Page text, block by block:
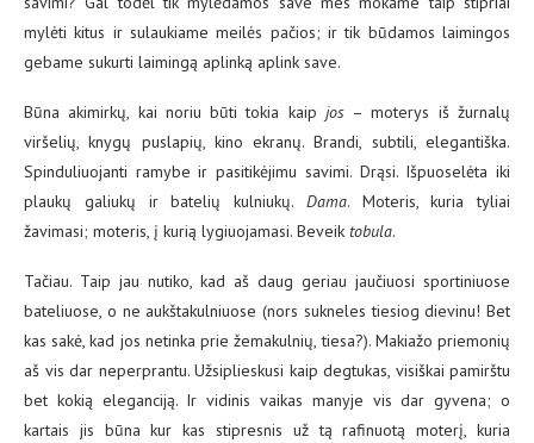
mylėti kitus ir sulaukiame meilės pačios; ir tik būdamos laimingos
gebame sukurti laimingą aplinką aplink save.
Būna akimirkų, kai noriu būti tokia kaip jos– moterys iš žurnalų
viršelių, knygų puslapių, kino ekranų. Brandi, subtili, elegantiška.
Spinduliuojanti ramybe ir pasitikėjimu savimi. Drąsi. Išpuoselėta iki
plaukų galiukų ir batelių kulniukų. Dama. Moteris, kuria tyliai
žavimasi; moteris, į kurią lygiuojamasi. Beveik tobula.
Tačiau. Taip jau nutiko, kad aš daug geriau jaučiuosi sportiniuose
bateliuose, o ne aukštakulniuose (nors sukneles tiesiog dievinu! Bet
kas sakė, kad jos netinka prie žemakulnių, tiesa?). Makiažo priemonių
aš vis dar neperprantu. Užsiplieskusi kaip degtukas, visiškai pamirštu
bet kokią eleganciją. Ir vidinis vaikas manyje vis dar gyvena; o
kartais jis būna kur kas stipresnis už tą rafinuotą moterį, kuria